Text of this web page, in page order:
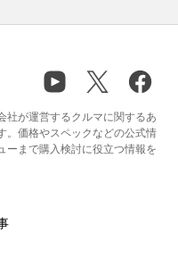
社が運営するクルマに関するあ
。価格やスペックなどの公式情
ーまで購入検討に役立つ情報を